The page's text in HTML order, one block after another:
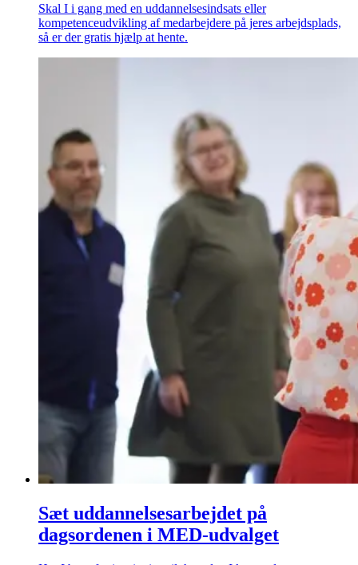
Skal I i gang med en uddannelsesindsats eller
kompetenceudvikling af medarbejdere på jeres arbejdsplads,
så er der gratis hjælp at hente.
Sæt uddannelsesarbejdet på
dagsordenen i MED-udvalget